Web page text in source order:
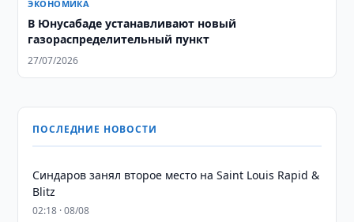
ЭКОНОМИКА
В Юнусабаде устанавливают новый
газораспределительный пункт
27/07/2026
ПОСЛЕДНИЕ НОВОСТИ
Синдаров занял второе место на Saint Louis Rapid &
Blitz
02:18 · 08/08